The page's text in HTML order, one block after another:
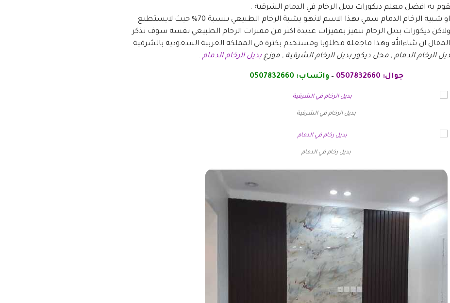
به افضل معلم ديكورات بديل الرخام في الدمام الشرقية .
الواح بديل الرخام الدمام او شبية الرخام الدمام سمي بهذا الاسم لانهو يشبة الرخام الطبيعي بنسبة 70% حيث لايستطيع
ديكورات بديل الرخام تتميز بمميزات عديدة اكثر من مميزات الرخام الطبيعي نفسة سوف نذكر
ان شاءالله وهذا ماجعلة مطلوبا ومستخدم بكثرة في المملكة العربية السعودية بالشرقية
الرخام الدمام , محل ديكور بديل الرخام الشرقية , موزع بديل الرخام الدمام .
جوال:0507832660
– واتساب:0507832660
بديل الرخام في الشرقية
بديل رخام في الدمام